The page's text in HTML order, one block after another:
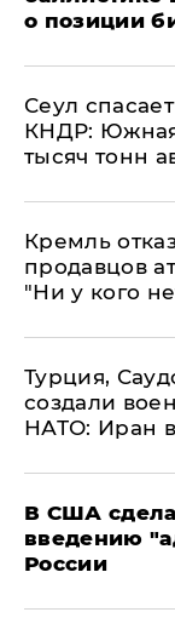
о позиции
​Сеул
КНДР:
тысяч тонн
Кремль
продавцов
"Ни у кого
Турция,
создали
НАТО: Иран
В США
введению
России